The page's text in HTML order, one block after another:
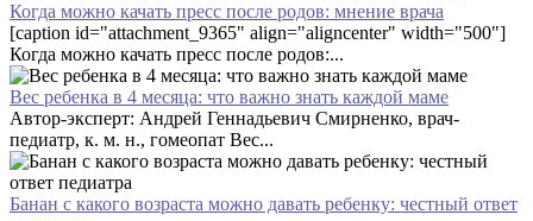
Когда можно качать пресс после родов: мнение врача
[caption id="attachment_9365" align="aligncenter" width="500"]
Когда можно качать пресс после родов:...
Вес ребенка в 4 месяца: что важно знать каждой маме
Автор-эксперт: Андрей Геннадьевич Смирненко, врач-
педиатр, к. м. н., гомеопат Вес...
Банан с какого возраста можно давать ребенку: честный ответ